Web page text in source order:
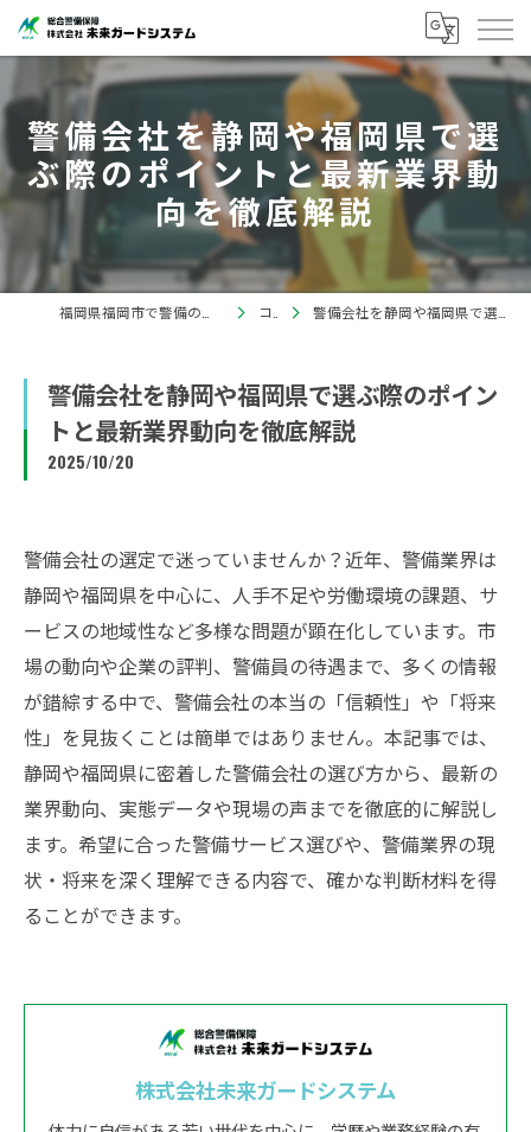
警備会社を静岡や福岡県で選
ぶ際のポイントと最新業界動
向を徹底解説
コラム 警備会社を静岡や福岡県で選ぶ際のポイントと最新業界動向を徹底解説
警備会社を静岡や福岡県で選ぶ際のポイン
トと最新業界動向を徹底解説
2025/10/20
警備会社の選定で迷っていませんか？近年、警備業界は
静岡や福岡県を中心に、人手不足や労働環境の課題、サ
ービスの地域性など多様な問題が顕在化しています。市
場の動向や企業の評判、警備員の待遇まで、多くの情報
が錯綜する中で、警備会社の本当の「信頼性」や「将来
性」を見抜くことは簡単ではありません。本記事では、
静岡や福岡県に密着した警備会社の選び方から、最新の
業界動向、実態データや現場の声までを徹底的に解説し
ます。希望に合った警備サービス選びや、警備業界の現
状・将来を深く理解できる内容で、確かな判断材料を得
ることができます。
株式会社未来ガードシステム